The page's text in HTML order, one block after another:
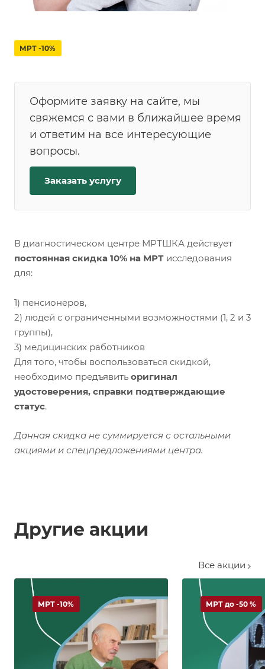
МРТ -10%
Оформите заявку на сайте, мы
свяжемся с вами в ближайшее время
и ответим на все интересующие
вопросы.
Заказать услугу
В диагностическом центре МРТШКА действует
постоянная скидка 10% на МРТ исследования
для:
1) пенсионеров,
2) людей с ограниченными возможностями (1, 2 и 3
группы),
3) медицинских работников
Для того, чтобы воспользоваться скидкой,
необходимо предъявить оригинал
удостоверения, справки подтверждающие
статус.
Данная скидка не суммируется с остальными
акциями и спецпредложениями центра.
Другие акции
Все акции
МРТ -10% МРТ до -50 %